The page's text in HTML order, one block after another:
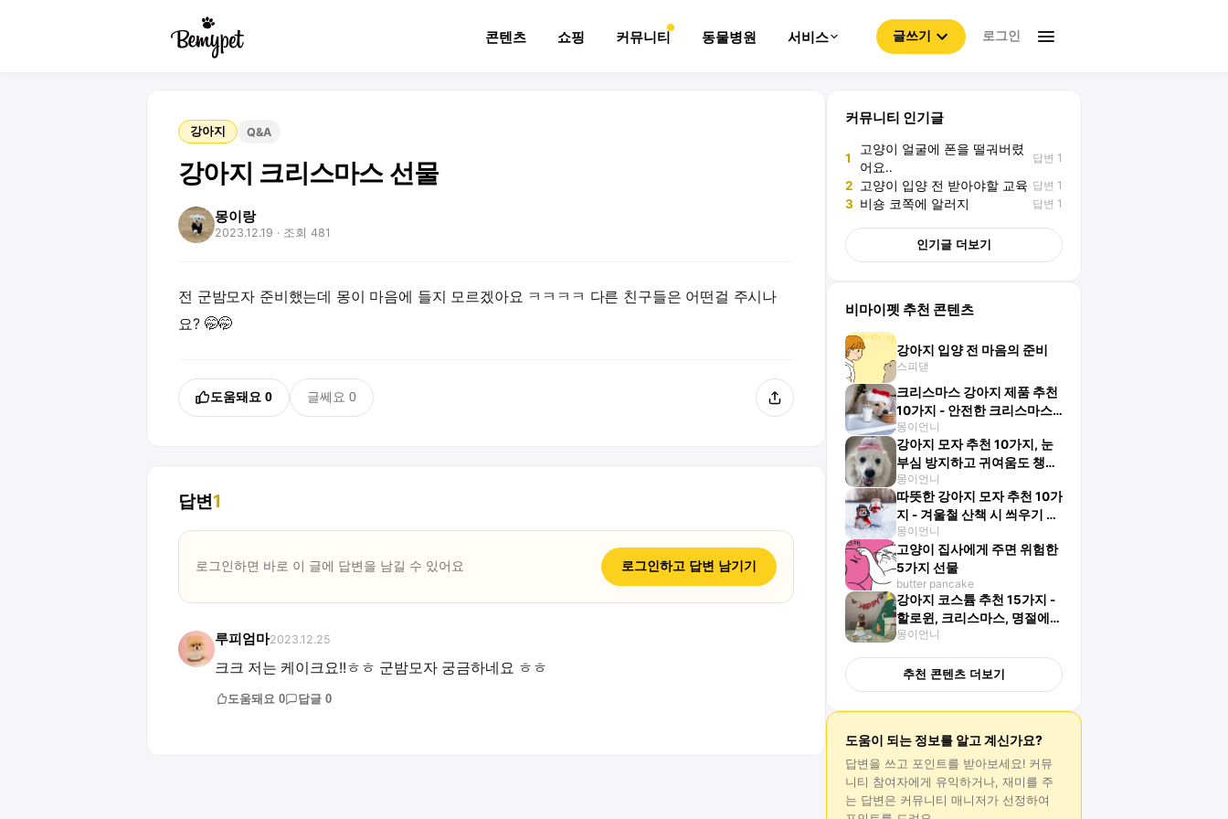
콘텐츠 쇼핑 커뮤니티 동물병원 서비스 글쓰기 로그인
강아지 Q&A
강아지 크리스마스 선물
몽이랑
2023.12.19 · 조회 481
전 군밤모자 준비했는데 몽이 마음에 들지 모르겠아요 ㅋㅋㅋㅋ 다른 친구들은 어떤걸 주시나
요? 🤭🤭
도움돼요 0 글쎄요 0
답변1
로그인하면 바로 이 글에 답변을 남길 수 있어요 로그인하고 답변 남기기
루피엄마2023.12.25
크크 저는 케이크요!!ㅎㅎ 군밤모자 궁금하네요 ㅎㅎ
도움돼요 0 답글 0
커뮤니티 인기글
1
고양이 얼굴에 폰을 떨궈버렸
어요..
답변 1
2 고양이 입양 전 받아야할 교육 답변 1
3 비숑 코쪽에 알러지 답변 1
인기글 더보기
비마이펫 추천 콘텐츠
강아지 입양 전 마음의 준비
스피댇
크리스마스 강아지 제품 추천
10가지 - 안전한 크리스마스
보내는 방법은?
몽이언니
강아지 모자 추천 10가지, 눈
부심 방지하고 귀여움도 챙겨
요
몽이언니
따뜻한 강아지 모자 추천 10가
지 - 겨울철 산책 시 씌우기 좋
아요
몽이언니
고양이 집사에게 주면 위험한
5가지 선물
butter pancake
강아지 코스튬 추천 15가지 -
할로윈, 크리스마스, 명절에
사진 찍기 좋아요
몽이언니
추천 콘텐츠 더보기
도움이 되는 정보를 알고 계신가요?
답변 을 쓰고 포인트를 받아보세요! 커뮤
니티 참여자에게 유익하거나, 재미를 주
는 답변 은 커뮤니티 매니저가 선정하여